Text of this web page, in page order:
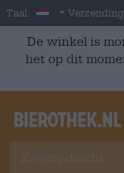
Skip to main content
Taal: Dutch
De winkel is
het op dit